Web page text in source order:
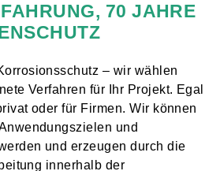
70 JAHRE
– wir wählen
Verfahren für Ihr Projekt. Egal
oder für Firmen. Wir können
und
und erzeugen durch die
innerhalb der